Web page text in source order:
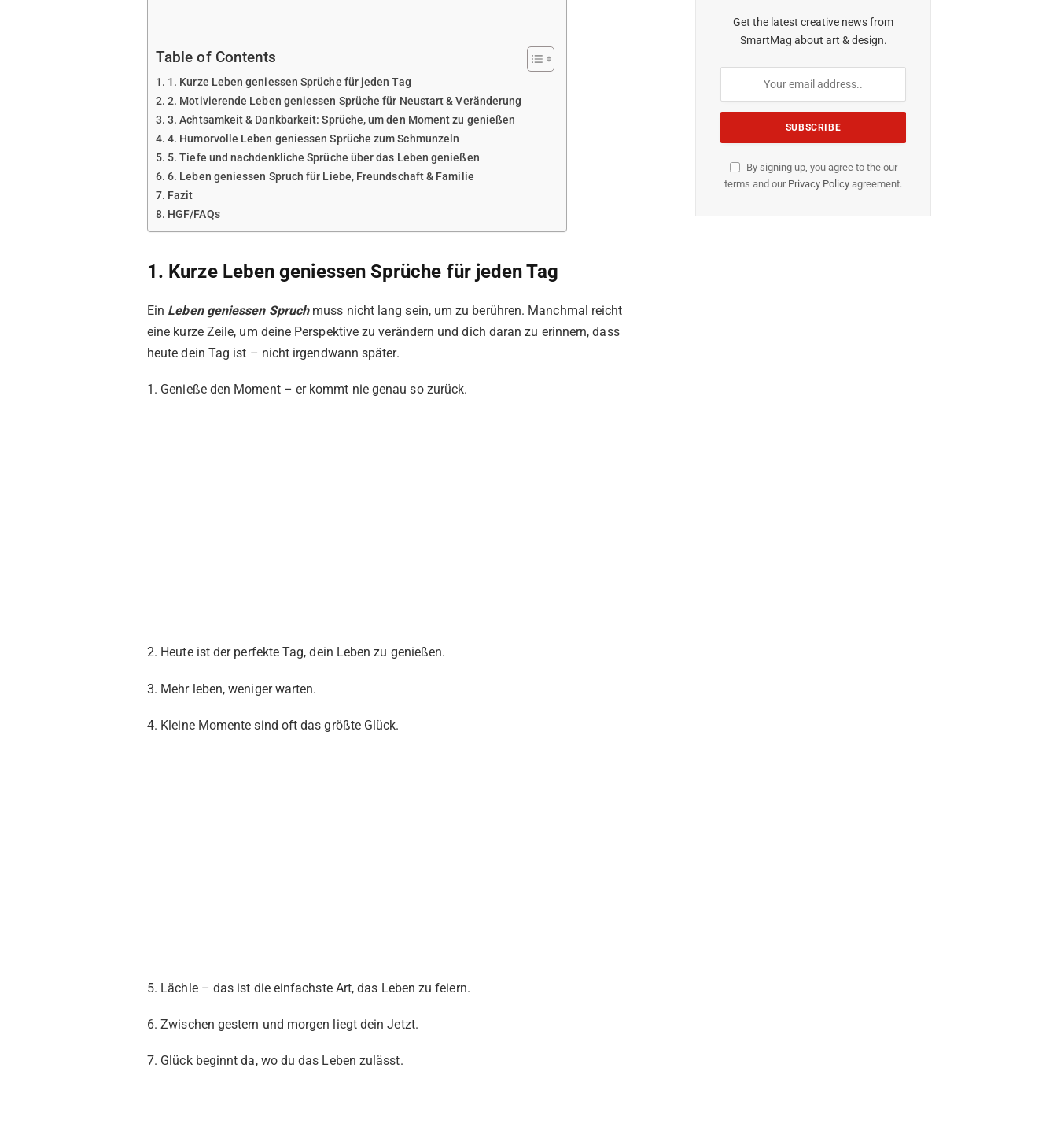
Table of Contents
1. Kurze Leben geniessen Sprüche für jeden Tag
2. Motivierende Leben geniessen Sprüche für Neustart & Veränderung
3. Achtsamkeit & Dankbarkeit: Sprüche, um den Moment zu genießen
4. Humorvolle Leben geniessen Sprüche zum Schmunzeln
5. Tiefe und nachdenkliche Sprüche über das Leben genießen
6. Leben geniessen Spruch für Liebe, Freundschaft & Familie
Fazit
HGF/FAQs
1. Kurze Leben geniessen Sprüche für jeden Tag
Ein Leben geniessen Spruchmuss nicht lang sein, um zu berühren. Manchmal reicht
eine kurze Zeile, um deine Perspektive zu verändern und dich daran zu erinnern, dass
heute dein Tag ist – nicht irgendwann später.
1. Genieße den Moment – er kommt nie genau so zurück.
2. Heute ist der perfekte Tag, dein Leben zu genießen.
3. Mehr leben, weniger warten.
4. Kleine Momente sind oft das größte Glück.
5. Lächle – das ist die einfachste Art, das Leben zu feiern.
6. Zwischen gestern und morgen liegt dein Jetzt.
7. Glück beginnt da, wo du das Leben zulässt.
Get the latest creative news from
SmartMag about art & design.
By signing up, you agree to the our
terms and our Privacy Policy agreement.